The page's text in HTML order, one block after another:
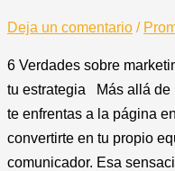
Deja un comentario /
6 Verdades sobre
tu estrategia Más allá de
te enfrentas a la página
convertirte en tu propio
comunicador. Esa